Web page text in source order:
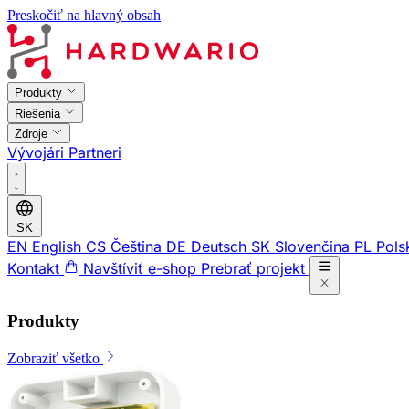
Preskočiť na hlavný obsah
Produkty
Riešenia
Zdroje
Vývojári Partneri
SK
EN English CS Čeština DE Deutsch SK Slovenčina PL
Kontakt
Navštíviť e-shop Prebrať projekt
Produkty
Zobraziť všetko